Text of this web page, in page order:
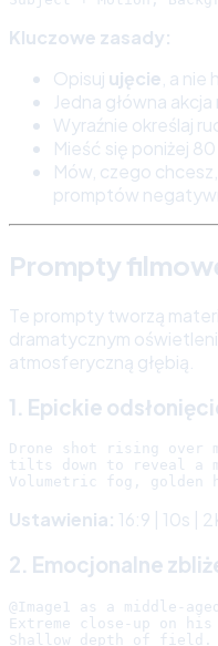
Kluczowe zasady:
Opisuj ujęcie , a
Jedna główna akcja
Wyraźnie określaj
Mieść się poniżej 80
Mów, czego
promptów
Prompty
Te prompty tworzą
dramatycznym
atmosferyczną głębią.
1. Epickie
Drone shot rising over
tilts down to reveal a
Ustawienia: 16:9 | 10s |
2. Emocjonalne
@Image1 as a middle-
Extreme close-up on